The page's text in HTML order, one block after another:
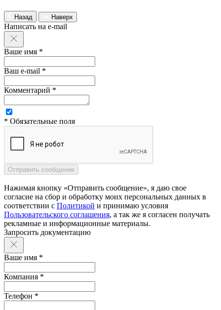
Назад Наверх
Написать на e-mail
Ваше имя *
Ваш e-mail *
Комментарий *
* Обязательные поля
Нажимая кнопку «Отправить сообщение», я даю свое
согласие на сбор и обработку моих персональных данных в
соответствии с Политикой и принимаю условия
Пользовательского соглашения, а так же я согласен получать
рекламные и информационные материалы.
Запросить документацию
Ваше имя *
Компания *
Телефон *